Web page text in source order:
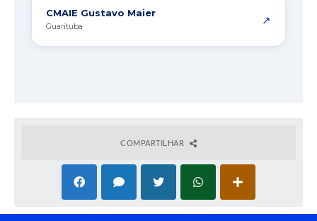
CMAIE Gustavo Maier
Guarituba ↗
COMPARTILHAR